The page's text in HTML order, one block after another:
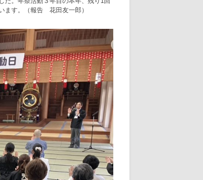
ます。（報告 花田友一郎）